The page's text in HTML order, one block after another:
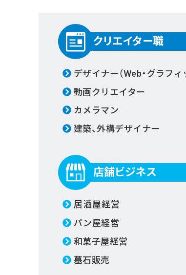
クリエイター職
デザイナー（Web・グラフィ
動画クリエイター
カメラマン
建築、外構デザイナー
店舗ビジネス
居酒屋経営
パン屋経営
和菓子屋経営
墓石販売